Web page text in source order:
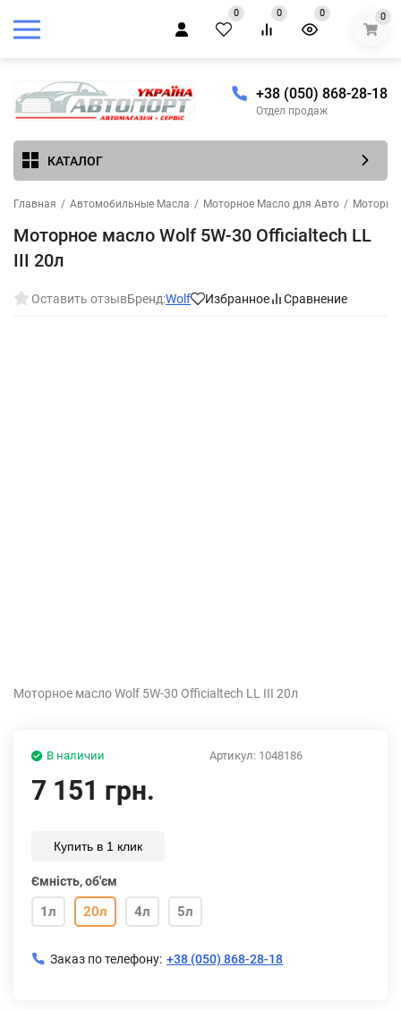
0 0 0 0
+38 (050) 868-28-18
Отдел продаж
КАТАЛОГ
Главная / Автомобильные Масла / Моторное Масло для Авто /
Моторное масло Wolf 5W-30 Officialtech LL
III 20л
Оставить отзывБренд:Wolf Избранное Сравнение
Моторное масло Wolf 5W-30 Officialtech LL III 20л
Артикул: 1048186
В наличии
7 151 грн.
Купить в 1 клик
Ємність, об'єм
1л 20л 4л 5л
Заказ по телефону: +38 (050) 868-28-18